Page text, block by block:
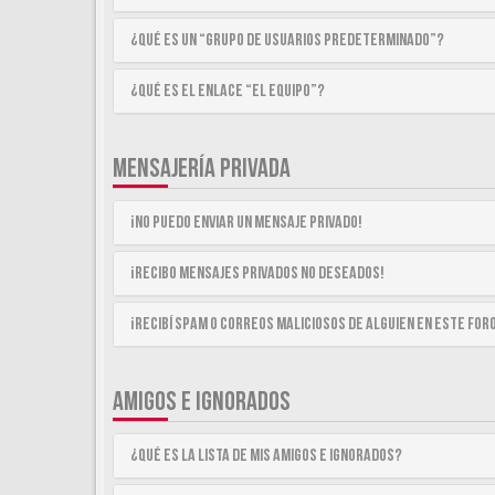
¿Qué es un “Grupo de Usuarios predeterminado”?
¿Qué es el enlace “El equipo”?
MENSAJERÍA PRIVADA
¡No puedo enviar un mensaje privado!
¡Recibo mensajes privados no deseados!
¡Recibí spam o correos maliciosos de alguien en este
AMIGOS E IGNORADOS
¿Qué es la lista de Mis Amigos e Ignorados?